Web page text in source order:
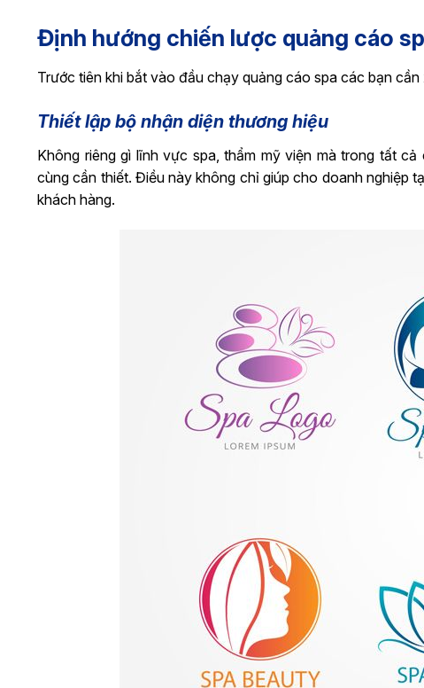
Định hướng chiến lược quảng cáo
Trước tiên khi bắt vào đầu chạy quảng cáo spa các bạn
Thiết lập bộ nhận diện thương hiệu
Không riêng gì lĩnh vực spa, thẩm mỹ viện mà trong tất
cùng cần thiết. Điều này không chỉ giúp cho doanh nghiệp
khách hàng.